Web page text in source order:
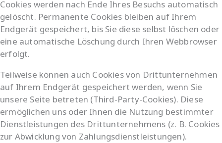
Cookies werden nach Ende Ihres Besuchs automatisch
gelöscht. Permanente Cookies bleiben auf Ihrem
Endgerät gespeichert, bis Sie diese selbst löschen oder
eine automatische Löschung durch Ihren Webbrowser
erfolgt.
Teilweise können auch Cookies von Drittunternehmen
auf Ihrem Endgerät gespeichert werden, wenn Sie
unsere Seite betreten (Third-Party-Cookies). Diese
ermöglichen uns oder Ihnen die Nutzung bestimmter
Dienstleistungen des Drittunternehmens (z. B. Cookies
zur Abwicklung von Zahlungsdienstleistungen).